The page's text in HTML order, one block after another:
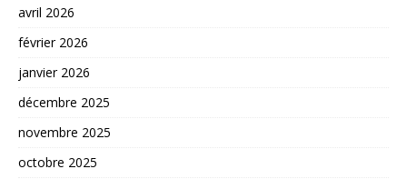
avril 2026
février 2026
janvier 2026
décembre 2025
novembre 2025
octobre 2025